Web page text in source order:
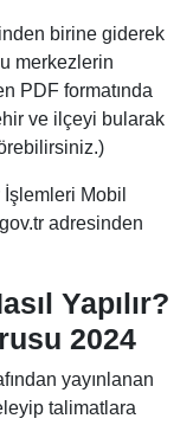
birine giderek
merkezlerin
PDF formatında
ve ilçeyi bularak
Mobil
adresinden
Yapılır?
2024
yayınlanan
talimatlara